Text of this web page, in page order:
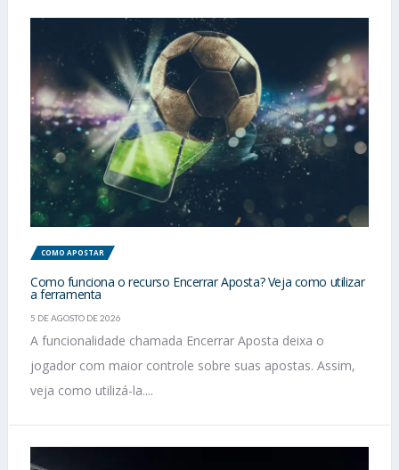
COMO APOSTAR
Como funciona o recurso Encerrar Aposta? Veja como utilizar
a ferramenta
5 DE AGOSTO DE 2026
A funcionalidade chamada Encerrar Aposta deixa o
jogador com maior controle sobre suas apostas. Assim,
veja como utilizá-la....